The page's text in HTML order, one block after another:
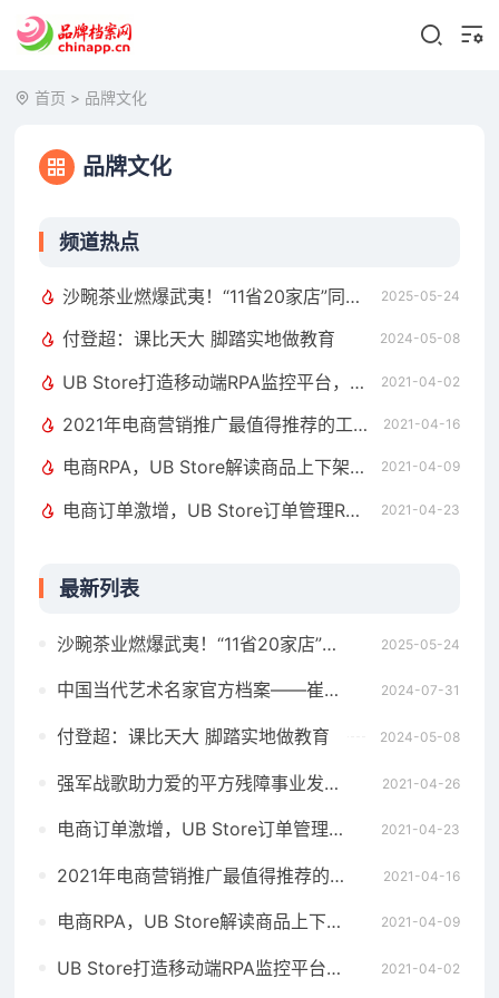
首页 > 品牌文化
品牌文化
频道热点
沙畹茶业燃爆武夷！“11省20家店”同时签约！ 2025-05-24
付登超：课比天大 脚踏实地做教育 2024-05-08
UB Store打造移动端RPA监控平台，助力企业实时掌握“数字员工”动态 2021-04-02
2021年电商营销推广最值得推荐的工具，4种大促活动报名难点及技巧解析 2021-04-16
电商RPA，UB Store解读商品上下架中隐藏的流量获取玄机 2021-04-09
电商订单激增，UB Store订单管理RPA助力商家打破运营瓶颈 2021-04-23
最新列表
沙畹茶业燃爆武夷！“11省20家店”同时签约！ 2025-05-24
中国当代艺术名家官方档案——崔如琢精品推荐 2024-07-31
付登超：课比天大 脚踏实地做教育 2024-05-08
强军战歌助力爱的平方残障事业发展暨戴领原创歌曲新闻发布会召开 2021-04-26
电商订单激增，UB Store订单管理RPA助力商家打破运营瓶颈 2021-04-23
2021年电商营销推广最值得推荐的工具，4种大促活动报名难点及技巧解析 2021-04-16
电商RPA，UB Store解读商品上下架中隐藏的流量获取玄机 2021-04-09
UB Store打造移动端RPA监控平台，助力企业实时掌握“数字员工”动态 2021-04-02